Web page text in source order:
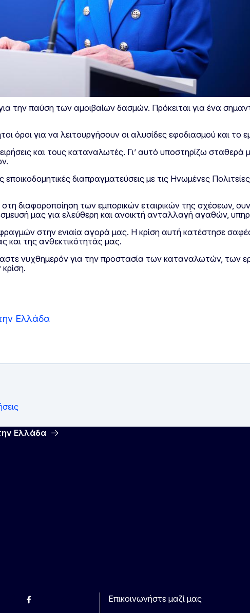
την παύση των αμοιβαίων δασμών. Πρόκειται για ένα
όροι για να λειτουργήσουν οι αλυσίδες εφοδιασμού και το
και τους καταναλωτές. Γι’ αυτό υποστηρίζω
διαπραγματεύσεις με τις Ηνωμένες
διαφοροποίηση των εμπορικών εταιρικών της σχέσεων,
μας για ελεύθερη και ανοικτή ανταλλαγή αγαθών,
στην ενιαία αγορά μας. Η κρίση αυτή κατέστησε
και της ανθεκτικότητάς μας.
νυχθημερόν για την προστασία των καταναλωτών, των
Ελλάδα
Ελλάδα
BlueskyFacebook
Επικοινωνήστε μαζί μας